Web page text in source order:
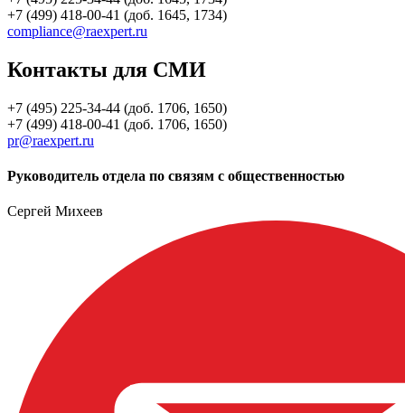
+7 (499) 418-00-41 (доб. 1645, 1734)
compliance@raexpert.ru
Контакты для СМИ
+7 (495) 225-34-44 (доб. 1706, 1650)
+7 (499) 418-00-41 (доб. 1706, 1650)
pr@raexpert.ru
Руководитель отдела по связям с общественностью
Сергей Михеев